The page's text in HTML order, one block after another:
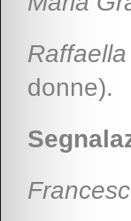
donne).